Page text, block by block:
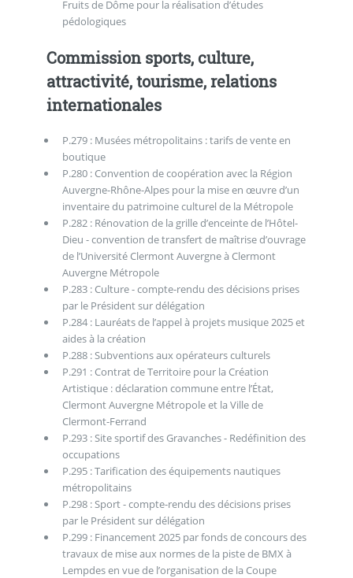
Fruits de Dôme pour la réalisation d’études
pédologiques
Commission sports, culture,
attractivité, tourisme, relations
internationales
P.279 : Musées métropolitains : tarifs de vente en
boutique
P.280 : Convention de coopération avec la Région
Auvergne-Rhône-Alpes pour la mise en œuvre d’un
inventaire du patrimoine culturel de la Métropole
P.282 : Rénovation de la grille d’enceinte de l’Hôtel-
Dieu - convention de transfert de maîtrise d’ouvrage
de l’Université Clermont Auvergne à Clermont
Auvergne Métropole
P.283 : Culture - compte-rendu des décisions prises
par le Président sur délégation
P.284 : Lauréats de l’appel à projets musique 2025 et
aides à la création
P.288 : Subventions aux opérateurs culturels
P.291 : Contrat de Territoire pour la Création
Artistique : déclaration commune entre l’État,
Clermont Auvergne Métropole et la Ville de
Clermont-Ferrand
P.293 : Site sportif des Gravanches - Redéfinition des
occupations
P.295 : Tarification des équipements nautiques
métropolitains
P.298 : Sport - compte-rendu des décisions prises
par le Président sur délégation
P.299 : Financement 2025 par fonds de concours des
travaux de mise aux normes de la piste de BMX à
Lempdes en vue de l’organisation de la Coupe